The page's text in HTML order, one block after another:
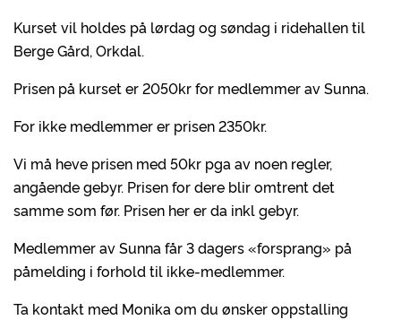
Kurset vil holdes på lørdag og søndag i ridehallen til
Berge Gård, Orkdal.
Prisen på kurset er 2050kr for medlemmer av Sunna.
For ikke medlemmer er prisen 2350kr.
Vi må heve prisen med 50kr pga av noen regler,
angående gebyr. Prisen for dere blir omtrent det
samme som før. Prisen her er da inkl gebyr.
Medlemmer av Sunna får 3 dagers «forsprang» på
påmelding i forhold til ikke-medlemmer.
Ta kontakt med Monika om du ønsker oppstalling